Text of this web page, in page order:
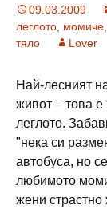
09.03.2009
леглото момиче
тяло
Lover
Най-лесният
живот – това
леглото.
"нека си
автобуса, но
любимото
жени страстно